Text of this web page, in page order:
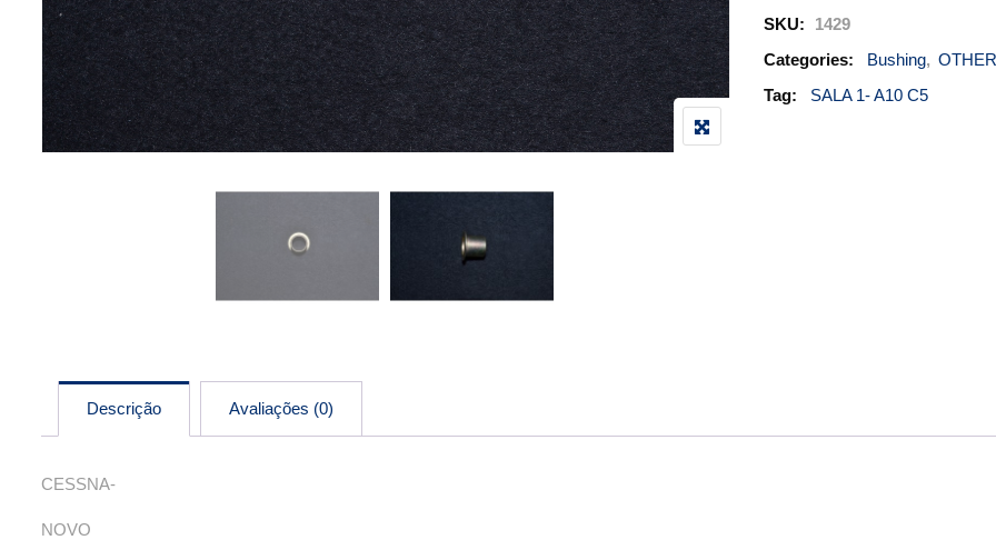
SKU:
1429
Categories:
Bushing, OTHER
Tag:
SALA 1- A10 C5
Descrição Avaliações (0)
CESSNA-
NOVO